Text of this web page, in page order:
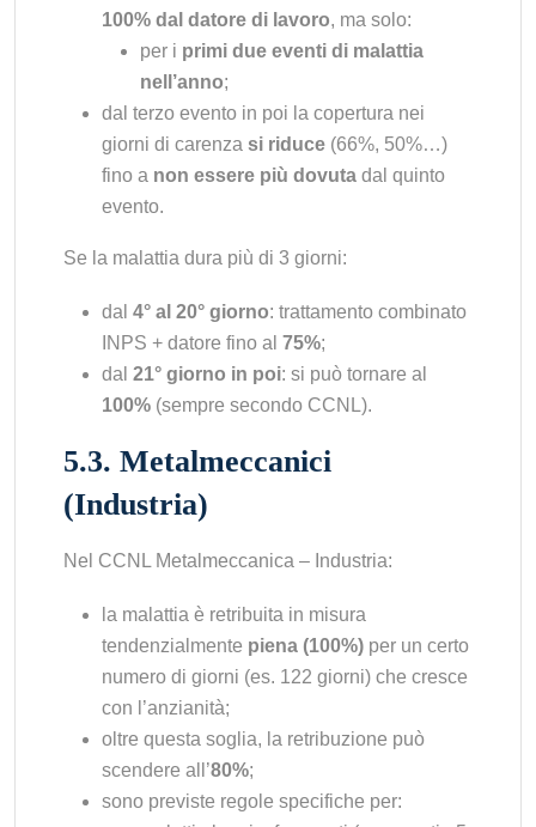
100% dal datore di lavoro, ma solo:
per i primi due eventi di malattia
nell’anno;
dal terzo evento in poi la copertura nei
giorni di carenza si riduce (66%, 50%…)
fino a non essere più dovuta dal quinto
evento.
Se la malattia dura più di 3 giorni:
dal 4° al 20° giorno: trattamento combinato
INPS + datore fino al 75%;
dal 21° giorno in poi: si può tornare al
100% (sempre secondo CCNL).
5.3. Metalmeccanici
(Industria)
Nel CCNL Metalmeccanica – Industria:
la malattia è retribuita in misura
tendenzialmente piena (100%) per un certo
numero di giorni (es. 122 giorni) che cresce
con l’anzianità;
oltre questa soglia, la retribuzione può
scendere all’80%;
sono previste regole specifiche per: